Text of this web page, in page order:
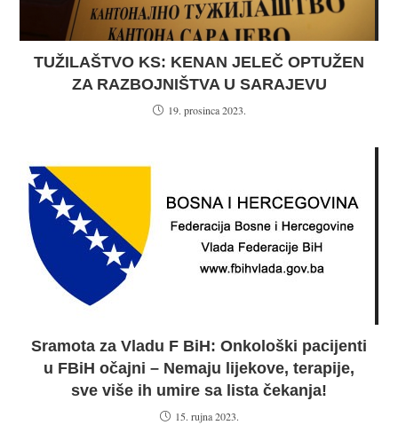
TUŽILAŠTVO KS: KENAN JELEČ OPTUŽEN
ZA RAZBOJNIŠTVA U SARAJEVU
19. prosinca 2023.
Sramota za Vladu F BiH: Onkološki pacijenti
u FBiH očajni – Nemaju lijekove, terapije,
sve više ih umire sa lista čekanja!
15. rujna 2023.